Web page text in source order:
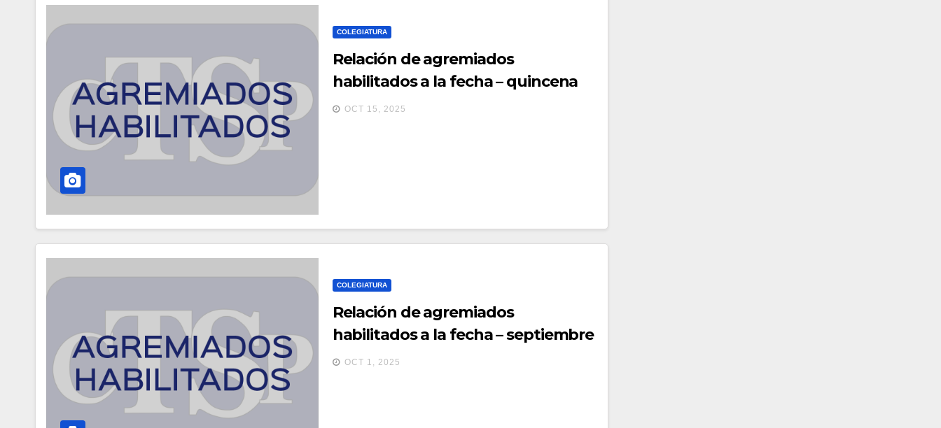
COLEGIATURA
Relación de agremiados
habilitados a la fecha – quincena
de octubre 2025
OCT 15, 2025
COLEGIATURA
Relación de agremiados
habilitados a la fecha – septiembre
2025
OCT 1, 2025